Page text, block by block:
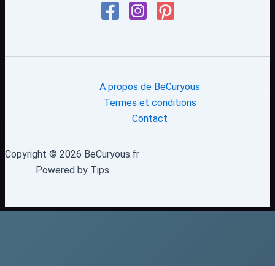
A propos de BeCuryous
Termes et conditions
Contact
Copyright © 2026 BeCuryous.fr
Powered by Tips